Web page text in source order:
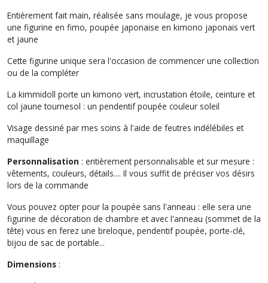
Entièrement fait main, réalisée sans moulage, je vous propose
une figurine en fimo, poupée japonaise en kimono japonais vert
et jaune
Cette figurine unique sera l'occasion de commencer une collection
ou de la compléter
La kimmidoll porte un kimono vert, incrustation étoile, ceinture et
col jaune tournesol : un pendentif poupée couleur soleil
Visage dessiné par mes soins à l'aide de feutres indélébiles et
maquillage
Personnalisation : entièrement personnalisable et sur mesure :
vêtements, couleurs, détails.... Il vous suffit de préciser vos désirs
lors de la commande
Vous pouvez opter pour la poupée sans l'anneau : elle sera une
figurine de décoration de chambre et avec l'anneau (sommet de la
tête) vous en ferez une breloque, pendentif poupée, porte-clé,
bijou de sac de portable...
Dimensions :